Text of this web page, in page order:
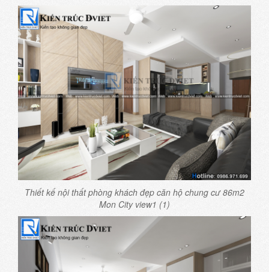
Thiết kế nội thất phòng khách đẹp căn hộ chung cư 86m2
Mon City view1 (1)